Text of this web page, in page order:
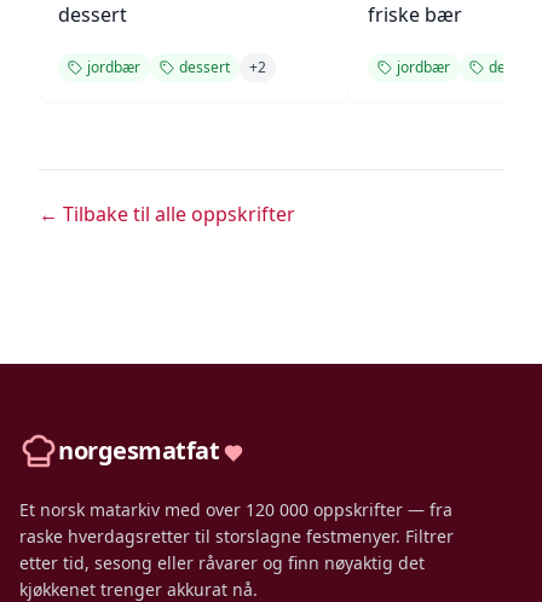
dessert
jordbær dessert +2
friske bær
jordbær dessert
← Tilbake til alle oppskrifter
norgesmatfat
Et norsk matarkiv med over 120 000 oppskrifter — fra
raske hverdagsretter til storslagne festmenyer. Filtrer
etter tid, sesong eller råvarer og finn nøyaktig det
kjøkkenet trenger akkurat nå.